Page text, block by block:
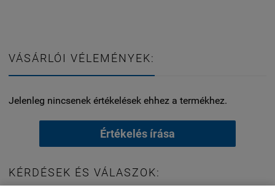
VÁSÁRLÓI VÉLEMÉNYEK:
Jelenleg nincsenek értékelések ehhez a termékhez.
Értékelés írása
KÉRDÉSEK ÉS VÁLASZOK: